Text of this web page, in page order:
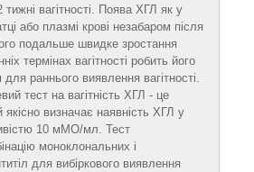
вагітності. Поява ХГЛ як у
або плазмі крові незабаром після
подальше швидке зростання
термінах вагітності робить його
раннього виявлення вагітності.
тест на вагітність ХГЛ - це
визначає наявність ХГЛ у
10 мМО/мл. Тест
моноклональних і
для вибіркового виявлення